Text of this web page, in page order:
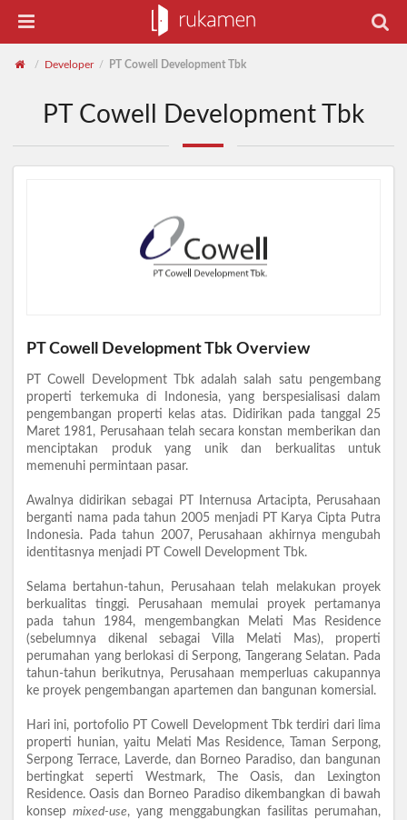
/ Developer / PT Cowell Development Tbk
PT Cowell Development Tbk
PT Cowell Development Tbk Overview
PT Cowell Development Tbk adalah salah satu pengembang
properti terkemuka di Indonesia, yang berspesialisasi dalam
pengembangan properti kelas atas. Didirikan pada tanggal 25
Maret 1981, Perusahaan telah secara konstan memberikan dan
menciptakan produk yang unik dan berkualitas untuk
memenuhi permintaan pasar.
Awalnya didirikan sebagai PT Internusa Artacipta, Perusahaan
berganti nama pada tahun 2005 menjadi PT Karya Cipta Putra
Indonesia. Pada tahun 2007, Perusahaan akhirnya mengubah
identitasnya menjadi PT Cowell Development Tbk.
Selama bertahun-tahun, Perusahaan telah melakukan proyek
berkualitas tinggi. Perusahaan memulai proyek pertamanya
pada tahun 1984, mengembangkan Melati Mas Residence
(sebelumnya dikenal sebagai Villa Melati Mas), properti
perumahan yang berlokasi di Serpong, Tangerang Selatan. Pada
tahun-tahun berikutnya, Perusahaan memperluas cakupannya
ke proyek pengembangan apartemen dan bangunan komersial.
Hari ini, portofolio PT Cowell Development Tbk terdiri dari lima
properti hunian, yaitu Melati Mas Residence, Taman Serpong,
Serpong Terrace, Laverde, dan Borneo Paradiso, dan bangunan
bertingkat seperti Westmark, The Oasis, dan Lexington
Residence. Oasis dan Borneo Paradiso dikembangkan di bawah
konsep mixed-use, yang menggabungkan fasilitas perumahan,